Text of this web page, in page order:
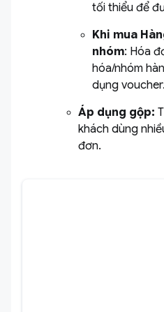
tối thiểu để
Khi mua
nhóm: Hóa
hóa/nhóm
dụng voucher.
Áp dụng gộp:
khách dùng
đơn.